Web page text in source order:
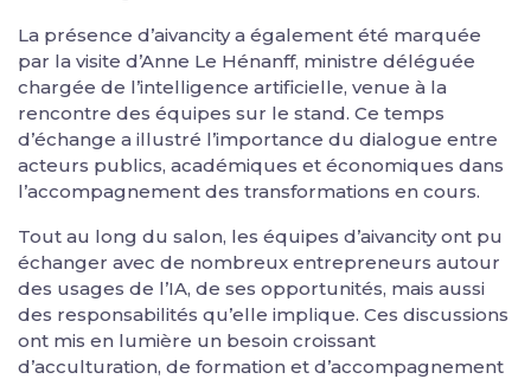
La présence d’aivancity a également été marquée
par la visite d’Anne Le Hénanff, ministre déléguée
chargée de l’intelligence artificielle, venue à la
rencontre des équipes sur le stand. Ce temps
d’échange a illustré l’importance du dialogue entre
acteurs publics, académiques et économiques dans
l’accompagnement des transformations en cours.
Tout au long du salon, les équipes d’aivancity ont pu
échanger avec de nombreux entrepreneurs autour
des usages de l’IA, de ses opportunités, mais aussi
des responsabilités qu’elle implique. Ces discussions
ont mis en lumière un besoin croissant
d’acculturation, de formation et d’accompagnement